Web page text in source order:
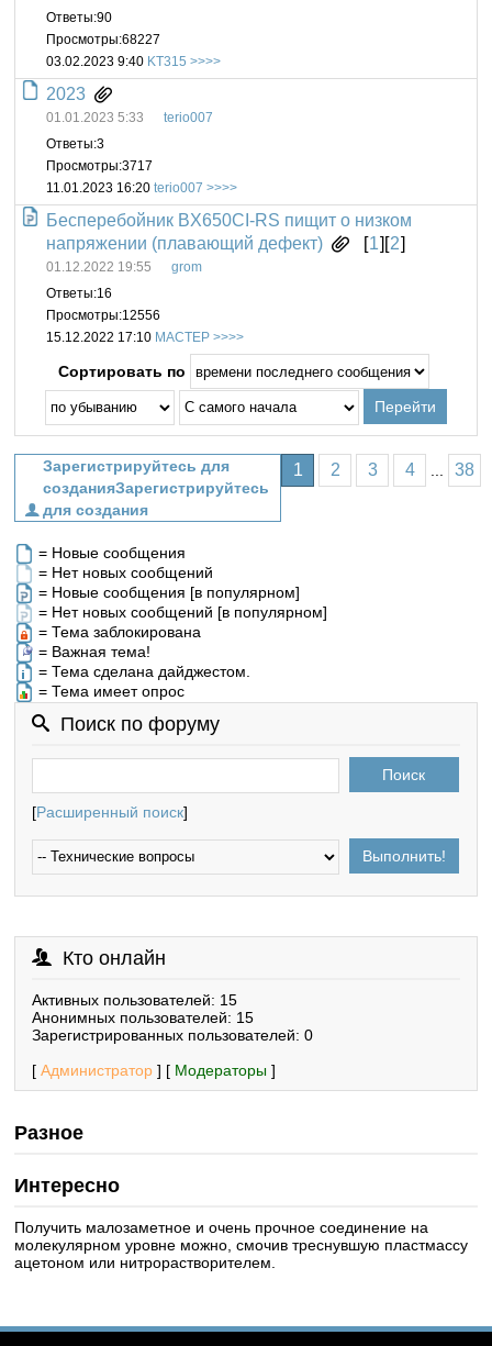
Ответы:90
Просмотры:68227
03.02.2023 9:40 KT315
2023
01.01.2023 5:33
terio007
Ответы:3
Просмотры:3717
11.01.2023 16:20 terio007
Бесперебойник BX650CI-RS пищит о низком
напряжении (плавающий дефект)
[1][2]
01.12.2022 19:55
grom
Ответы:16
Просмотры:12556
15.12.2022 17:10 MACTEP
Сортировать по
Зарегистрируйтесь
для создания
1 2 3 4 38
= Новые сообщения
= Нет новых сообщений
= Новые сообщения [в популярном]
= Нет новых сообщений [в популярном]
= Тема заблокирована
= Важная тема!
= Тема сделана дайджестом.
= Тема имеет опрос
Поиск по форуму
[Расширенный поиск]
Кто онлайн
Активных пользователей: 15
Анонимных пользователей: 15
Зарегистрированных пользователей: 0
[Администратор ] [ Модераторы ]
Разное
Интересно
Получить малозаметное и очень прочное соединение на
молекулярном уровне можно, смочив треснувшую пластмассу
ацетоном или нитрорастворителем.